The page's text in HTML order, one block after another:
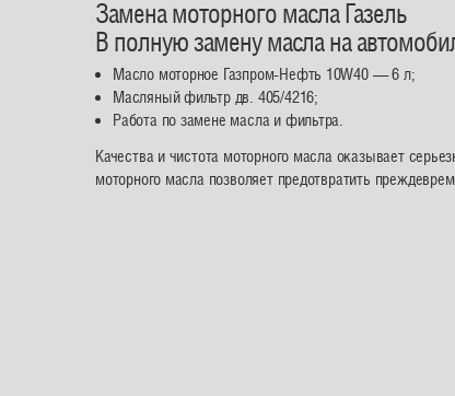
Замена моторного масла Газель
В полную замену масла на
Масло моторное Газпром-Нефть 10W40 — 6 л;
Масляный фильтр дв. 405/4216;
Работа по замене масла и фильтра.
Качества и чистота моторного масла оказывает
моторного масла позволяет предотвратить